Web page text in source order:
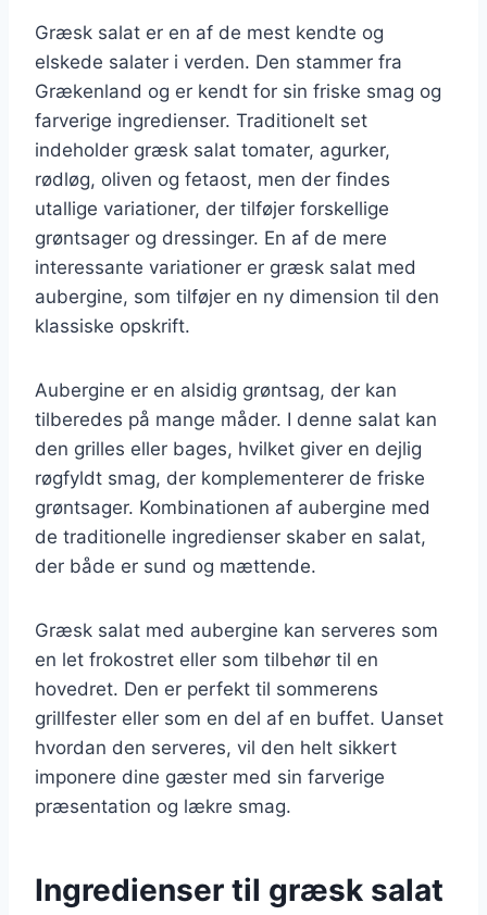
Græsk salat er en af de mest kendte og
elskede salater i verden. Den stammer fra
Grækenland og er kendt for sin friske smag og
farverige ingredienser. Traditionelt set
indeholder græsk salat tomater, agurker,
rødløg, oliven og fetaost, men der findes
utallige variationer, der tilføjer forskellige
grøntsager og dressinger. En af de mere
interessante variationer er græsk salat med
aubergine, som tilføjer en ny dimension til den
klassiske opskrift.
Aubergine er en alsidig grøntsag, der kan
tilberedes på mange måder. I denne salat kan
den grilles eller bages, hvilket giver en dejlig
røgfyldt smag, der komplementerer de friske
grøntsager. Kombinationen af aubergine med
de traditionelle ingredienser skaber en salat,
der både er sund og mættende.
Græsk salat med aubergine kan serveres som
en let frokostret eller som tilbehør til en
hovedret. Den er perfekt til sommerens
grillfester eller som en del af en buffet. Uanset
hvordan den serveres, vil den helt sikkert
imponere dine gæster med sin farverige
præsentation og lækre smag.
Ingredienser til græsk salat